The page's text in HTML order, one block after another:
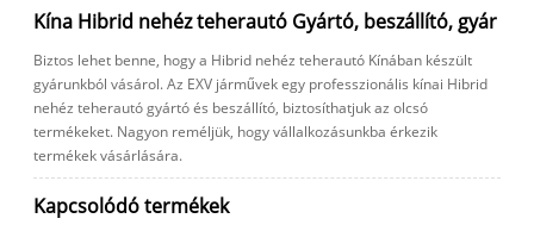
Kína Hibrid nehéz teherautó Gyártó, beszállító, gyár
Biztos lehet benne, hogy a Hibrid nehéz teherautó Kínában készült
gyárunkból vásárol. Az EXV járművek egy professzionális kínai Hibrid
nehéz teherautó gyártó és beszállító, biztosíthatjuk az olcsó
termékeket. Nagyon reméljük, hogy vállalkozásunkba érkezik
termékek vásárlására.
Kapcsolódó termékek